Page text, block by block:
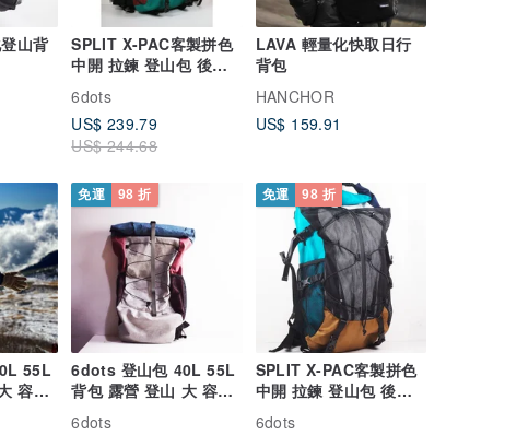
山背
SPLIT X-PAC客製拼色
中開 拉鍊 登山包 後背
包 露營 輕量化登山
6dots
US$ 239.79
US$ 244.68
LAVA 輕量化快取日行
背包
HANCHOR
US$ 159.91
55L
容量
免運 98 折
6dots 登山包 40L 55L
背包 露營 登山 大 容量
自由拼色
6dots
免運 98 折
SPLIT X-PAC客製拼色
中開 拉鍊 登山包 後背
包 露營 輕量化登山
6dots